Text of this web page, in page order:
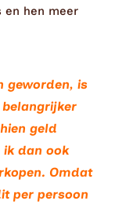
en hen meer
geworden, is
geld
dan ook
Omdat
per persoon